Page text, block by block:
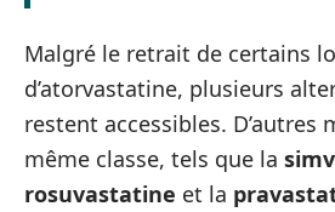
Malgré le retrait de certains
d’atorvastatine, plusieurs
restent accessibles. D’autres
même classe, tels que la
rosuvastatine et la